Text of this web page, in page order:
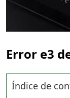
Error e3
Índice de